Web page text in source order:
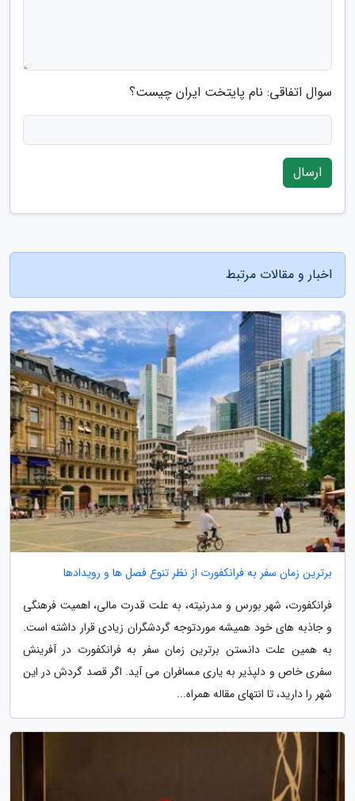
سوال اتفاقی: نام پایتخت ایران چیست؟
ارسال
اخبار و مقالات مرتبط
برترین زمان سفر به فرانکفورت از نظر تنوع فصل ها و رویدادها
فرانکفورت، شهر بورس و مدرنیته، به علت قدرت مالی، اهمیت فرهنگی
و جاذبه های خود همیشه موردتوجه گردشگران زیادی قرار داشته است.
به همین علت دانستن برترین زمان سفر به فرانکفورت در آفرینش
سفری خاص و دلپذیر به یاری مسافران می آید. اگر قصد گردش در این
شهر را دارید، تا انتهای مقاله همراه...